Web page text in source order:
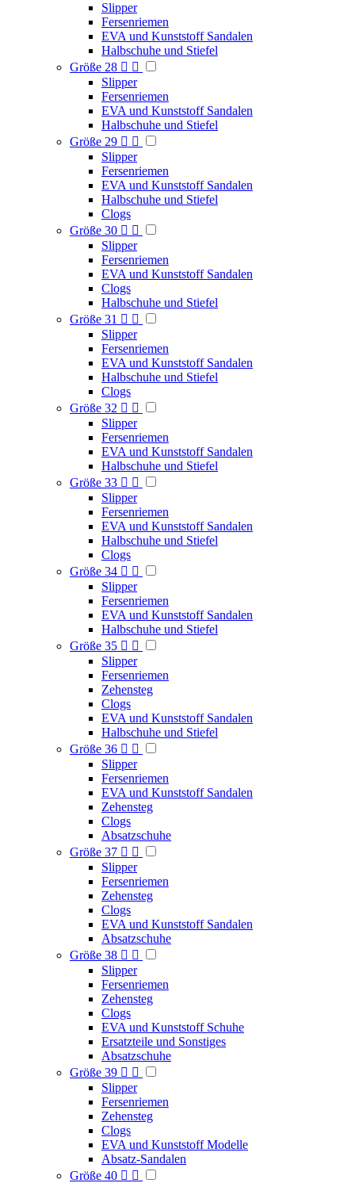
Slipper
Fersenriemen
EVA und Kunststoff Sandalen
Halbschuhe und Stiefel
Größe 28  
Slipper
Fersenriemen
EVA und Kunststoff Sandalen
Halbschuhe und Stiefel
Größe 29  
Slipper
Fersenriemen
EVA und Kunststoff Sandalen
Halbschuhe und Stiefel
Clogs
Größe 30  
Slipper
Fersenriemen
EVA und Kunststoff Sandalen
Clogs
Halbschuhe und Stiefel
Größe 31  
Slipper
Fersenriemen
EVA und Kunststoff Sandalen
Halbschuhe und Stiefel
Clogs
Größe 32  
Slipper
Fersenriemen
EVA und Kunststoff Sandalen
Halbschuhe und Stiefel
Größe 33  
Slipper
Fersenriemen
EVA und Kunststoff Sandalen
Halbschuhe und Stiefel
Clogs
Größe 34  
Slipper
Fersenriemen
EVA und Kunststoff Sandalen
Halbschuhe und Stiefel
Größe 35  
Slipper
Fersenriemen
Zehensteg
Clogs
EVA und Kunststoff Sandalen
Halbschuhe und Stiefel
Größe 36  
Slipper
Fersenriemen
EVA und Kunststoff Sandalen
Zehensteg
Clogs
Absatzschuhe
Größe 37  
Slipper
Fersenriemen
Zehensteg
Clogs
EVA und Kunststoff Sandalen
Absatzschuhe
Größe 38  
Slipper
Fersenriemen
Zehensteg
Clogs
EVA und Kunststoff Schuhe
Ersatzteile und Sonstiges
Absatzschuhe
Größe 39  
Slipper
Fersenriemen
Zehensteg
Clogs
EVA und Kunststoff Modelle
Absatz-Sandalen
Größe 40  